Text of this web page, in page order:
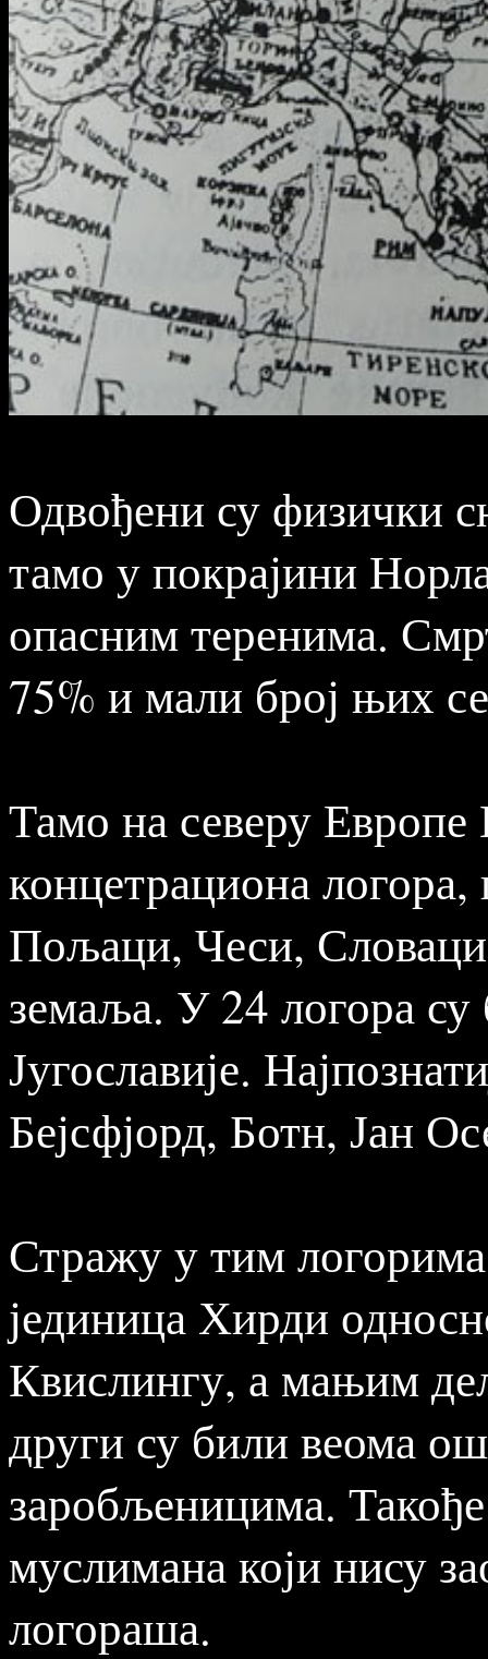
Одвођени су физички
тамо у покрајини
опасним теренима.
75% и мали број њих
Тамо на северу
концетрациона
Пољаци, Чеси,
земаља. У 24 логора
Југославије.
Бејсфјорд, Ботн, Јан
Стражу у тим
јединица Хирди
Квислингу, а мањим
други су били веома
заробљеницима.
муслимана који нису
логораша.